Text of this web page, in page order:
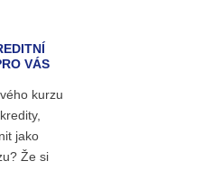
VÁS
kurzu
jako
Že si